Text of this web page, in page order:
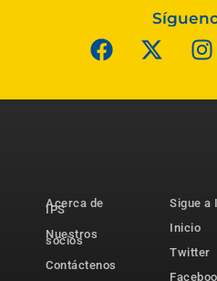
Acerca de
IPS
Nuestros
socios
Contáctenos
Sigue a
Inicio
Twitter